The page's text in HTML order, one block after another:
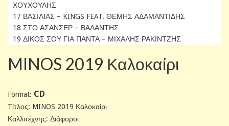
ΧΟΥΧΟΥΛΗΣ
17 ΒΑΣΙΛΙΑΣ – KINGS FEAT. ΘΕΜΗΣ ΑΔΑΜΑΝΤΙΔΗΣ
18 ΣΤΟ ΑΣΑΝΣΕΡ – ΒΑΛΑΝΤΗΣ
19 ΔΙΚΟΣ ΣΟΥ ΓΙΑ ΠΑΝΤΑ – ΜΙΧΑΛΗΣ ΡΑΚΙΝΤΖΗΣ
MINOS 2019 Καλοκαίρι
Format: CD
Tίτλος: MINOS 2019 Καλοκαίρι
Καλλιτέχνης: Διάφοροι